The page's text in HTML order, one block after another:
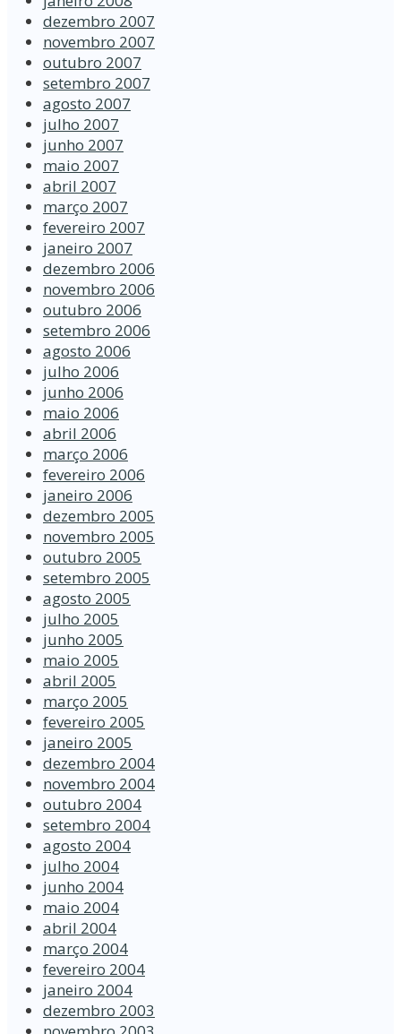
dezembro 2007
novembro 2007
outubro 2007
setembro 2007
agosto 2007
julho 2007
junho 2007
maio 2007
abril 2007
março 2007
fevereiro 2007
janeiro 2007
dezembro 2006
novembro 2006
outubro 2006
setembro 2006
agosto 2006
julho 2006
junho 2006
maio 2006
abril 2006
março 2006
fevereiro 2006
janeiro 2006
dezembro 2005
novembro 2005
outubro 2005
setembro 2005
agosto 2005
julho 2005
junho 2005
maio 2005
abril 2005
março 2005
fevereiro 2005
janeiro 2005
dezembro 2004
novembro 2004
outubro 2004
setembro 2004
agosto 2004
julho 2004
junho 2004
maio 2004
abril 2004
março 2004
fevereiro 2004
janeiro 2004
dezembro 2003